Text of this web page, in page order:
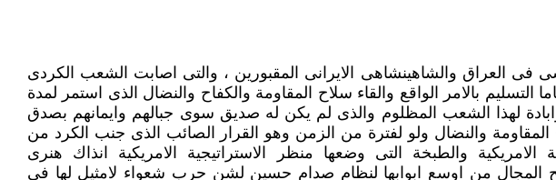
1975 المشؤومة بين النظامين البعث الفاشى فى العراق والشاهينشاهى الايرانى المقبورين ، والتى اصابت الشعب الكردى
بالامر الواقع والقاء سلاح المقاومة والكفاح والنضال الذى استمر لمدة
وابادة لهذا الشعب المظلوم والذى لم يكن له صديق سوى جبالهم وايمانهم بصدق
المقاومة والنضال ولو لفترة من الزمن وهو القرار الصائب الذى جنب الكرد من
والطبخة التى وضعها منظر الاستراتيجية الامريكية انذاك هنرى
المجال من اوسع ابوابها لنظام صدام حسين لشن حرب شعواء لامثيل لها فى